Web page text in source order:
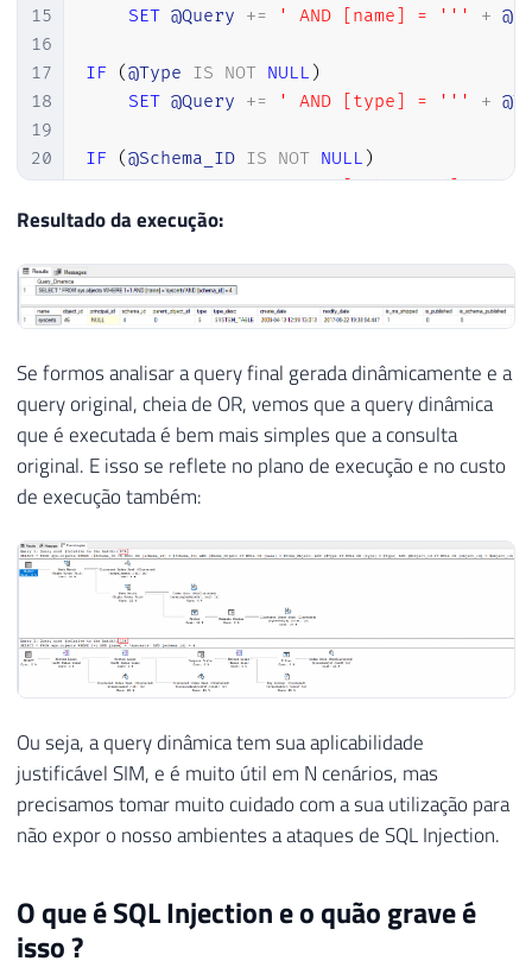
15
16
17
18
19
20
21
22
24
25
26
28
29
30
31
SET @Query += ' AND [name] = ''' +
IF (@Type IS NOT NULL )
SET @Query += ' AND [type] = ''' +
IF (@Schema_ID IS NOT NULL )
SET @Query += ' AND [schema_id] = '
SET @Query += ' AND [object_id] = ' +
SELECT @Query
-- Executa o comando no banco
EXEC( @Query)
Resultado da execução:
Se formos analisar a query final gerada dinâmicamente e a
query original, cheia de OR, vemos que a query dinâmica
que é executada é bem mais simples que a consulta
original. E isso se reflete no plano de execução e no custo
de execução também:
Ou seja, a query dinâmica tem sua aplicabilidade
justificável SIM, e é muito útil em N cenários, mas
precisamos tomar muito cuidado com a sua utilização para
não expor o nosso ambientes a ataques de SQL Injection.
O que é SQL Injection e o quão grave é
isso ?